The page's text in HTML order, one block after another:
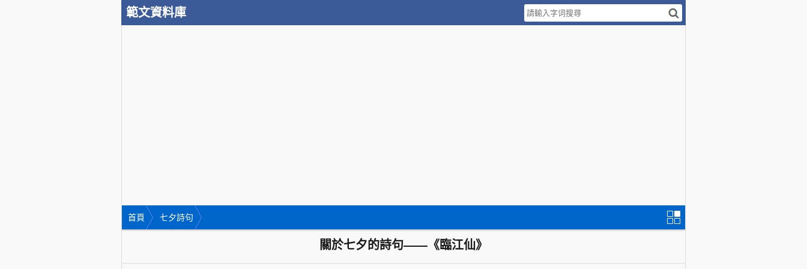
範文資料庫
首頁 七夕詩句
關於七夕的詩句——《臨江仙》